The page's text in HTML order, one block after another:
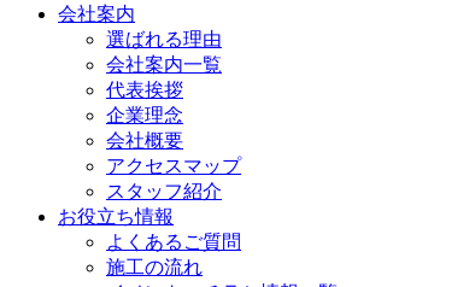
会社案内
選ばれる理由
会社案内一覧
代表挨拶
企業理念
会社概要
アクセスマップ
スタッフ紹介
お役立ち情報
よくあるご質問
施工の流れ